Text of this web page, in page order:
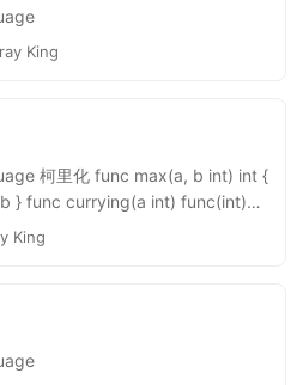
[type]s/[artifact](-[classifier]).
该从 Scala 借鉴了很多： 可变量和
= 1 val d: Double = 2.0 val f:
也支持类似的 f-string 语法，
。 ...
统同步指令在多个处理器运行的
before”的关系。 Thread 1 和
。在这个特定执行中，两条 S(a)
发生在 Thread 2 中的 R(x)
King
柯里化 func max(a, b int) int {
} func currying(a int) func(int)
max(a, b) } }
King